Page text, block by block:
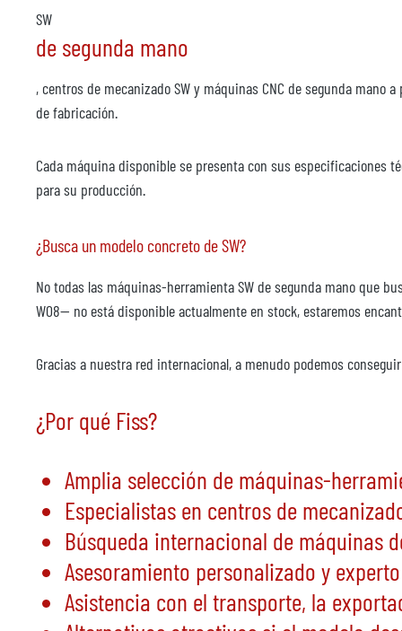
- Momento de peso 150 Nm
Distribuidor giratorio
- Sin control - Sellado contra fugas de aceite
- Diámetro nominal NG 5
- Vía del distribuidor 10
- Presión máx. de funcionamiento hidráulico 250 bar
- Máx. presión de servicio neumática 8 bar (asignación de
Transportador rascador (de dos piezas)
(virutas cortas, rotas, de aguja, de fundición, abrasión de fundición,
- Adecuado para virutas < 100 mm
SW
de segunda mano
, centros de mecanizado SW y máquinas CNC de segunda
de fabricación.
Cada máquina disponible se presenta con sus especificaciones
para su producción.
¿Busca un modelo concreto de SW?
No todas las máquinas-herramienta SW de segunda mano que
W08— no está disponible actualmente en stock, estaremos
Gracias a nuestra red internacional, a menudo podemos
¿Por qué Fiss?
Amplia selección de máquinas-
Especialistas en centros de
Búsqueda internacional de máquinas
Asesoramiento personalizado y experto
Asistencia con el transporte, la